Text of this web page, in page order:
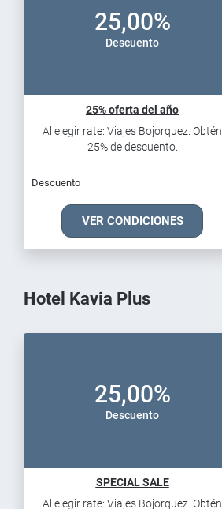
25,00%
Descuento
25% oferta del año
Al elegir rate: Viajes Bojorquez. Obtén
25% de descuento.
Descuento
VER CONDICIONES
Hotel Kavia Plus
25,00%
Descuento
SPECIAL SALE
Al elegir rate: Viajes Bojorquez. Obtén